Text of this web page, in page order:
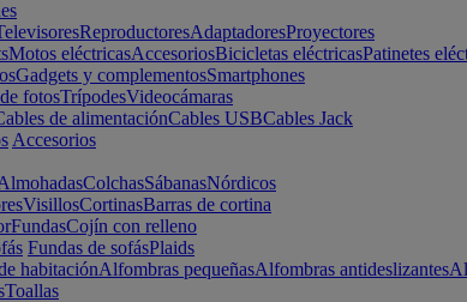
ReproductoresAdaptadoresProyectores
Motos eléctricasAccesoriosBicicletas eléctricasPatinetes
Gadgets y complementosSmartphones
fotosTrípodesVideocámaras
de alimentaciónCables USBCables Jack
Accesorios
ColchasSábanasNórdicos
VisillosCortinasBarras de cortina
FundasCojín con relleno
Fundas de sofásPlaids
habitaciónAlfombras pequeñasAlfombras antideslizantes
Toallas